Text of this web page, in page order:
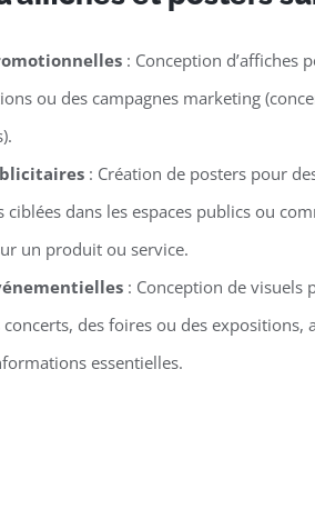
: Conception d’affiches
ou des campagnes marketing
: Création de posters pour
ciblées dans les espaces publics ou
un produit ou service.
: Conception de visuels
des foires ou des expositions,
essentielles.